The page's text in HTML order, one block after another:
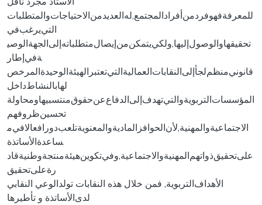
للمعرفة‌فهو‌فرد‌من‌أفراد‌المجتمع‌,له‌العديد‌من‌الاحتياجات‌و‌المتطلبات‌
التي‌يرغب‌في‌
تحقيقها‌و‌الوصول‌إليها‌,و‌لكي‌يتمكن‌من‌إيصال‌متطلباته‌إلى‌الجهة‌الوصي
ة‌في‌إطار‌
قانوني‌منظم‌لجأ‌إلى‌النقابات‌العمالية‌التي‌تعتبر‌الهيئة‌الوحيدة‌المرخص‌
لها‌بالنشاط‌داخل‌‌
المؤسسات‌التربوية‌و‌التي‌تهدف‌إلى‌الدفاع‌عن‌حقوق‌منتسبيها‌و‌محاولة‌
تحسين‌ظروفهم‌
الاجتماعية‌و‌المهنية‌,لأن‌الحوافز‌المادية‌و‌المعنوية‌تلعب‌دورا‌فعالا‌في‌م
ساعدة‌الأساتذة‌
على‌تحقيق‌ذواتهم‌المهنية‌و‌الاجتماعية‌,و‌في‌تكوين‌هيئة‌منتجة‌وطنية‌قاد
رة‌على‌تحقيق‌
الأهداف‌التربوية, ‌فمن ‌خلال ‌هذه ‌النقابات ‌تولد‌الوعي ‌النقابي
‌لدى‌الأساتذة ‌و ‌تأطيرها‌